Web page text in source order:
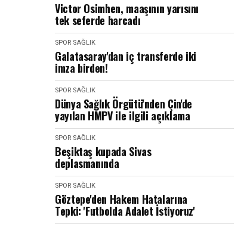
Victor Osimhen, maaşının yarısını
tek seferde harcadı
SPOR SAĞLIK
Galatasaray'dan iç transferde iki
imza birden!
SPOR SAĞLIK
Dünya Sağlık Örgütü'nden Çin'de
yayılan HMPV ile ilgili açıklama
SPOR SAĞLIK
Beşiktaş kupada Sivas
deplasmanında
SPOR SAĞLIK
Göztepe'den Hakem Hatalarına
Tepki: 'Futbolda Adalet İstiyoruz'